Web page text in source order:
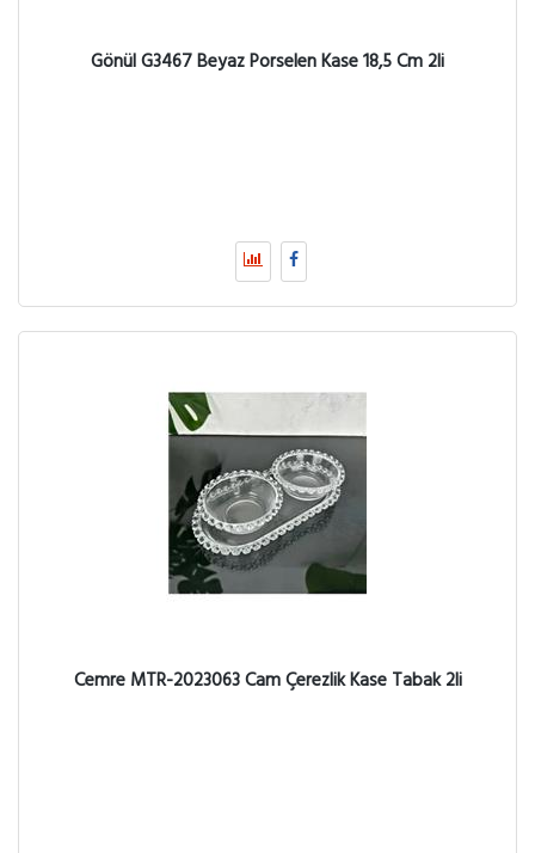
Gönül G3467 Beyaz Porselen Kase 18,5 Cm 2li
Cemre MTR-2023063 Cam Çerezlik Kase Tabak 2li